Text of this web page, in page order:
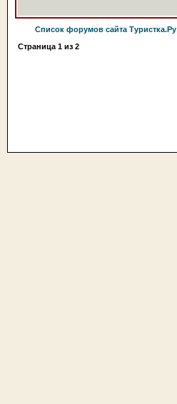
Список форумов сайта Туристка.Ру
Страница 1 из 2